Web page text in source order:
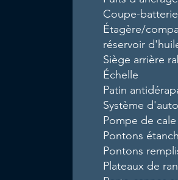
Coupe-batterie
Étagère/
réservoir
Siège arrière
Échelle
Patin
Système
Pompe de cale
Pontons
Pontons
Plateaux de